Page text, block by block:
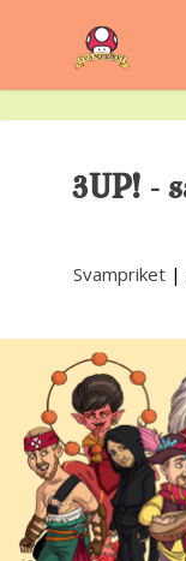
3UP! –
Svampriket |